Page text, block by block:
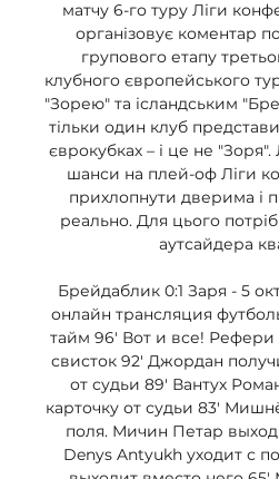
матчу 6-го туру Ліги
організовує коментар
групового етапу
клубного європейського
"Зорею" та ісландським
тільки один клуб
єврокубках – і це не
шанси на плей-оф Ліги
прихлопнути дверима і
реально. Для цього
аутсайдера
Брейдаблик 0:1 Заря - 5
онлайн трансляция
тайм 96' Вот и все!
свисток 92' Джордан
от судьи 89' Вантух
карточку от судьи 83'
поля. Мичин Петар
Denys Antyukh уходит с